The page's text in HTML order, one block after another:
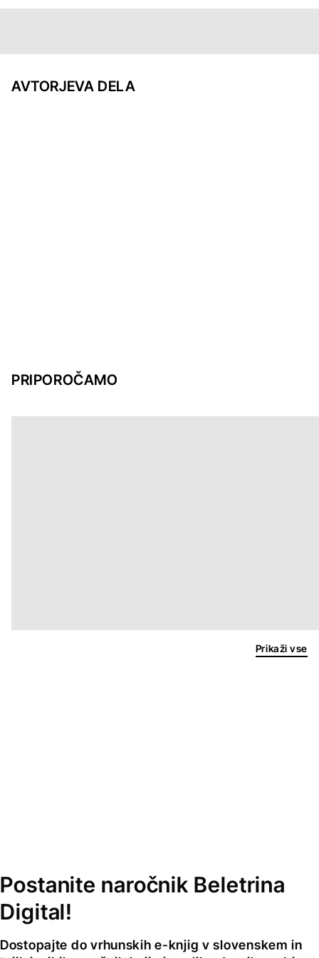
AVTORJEVA DELA
PRIPOROČAMO
Prikaži vse
Postanite naročnik Beletrina
Digital!
Dostopajte do vrhunskih e-knjig v slovenskem in